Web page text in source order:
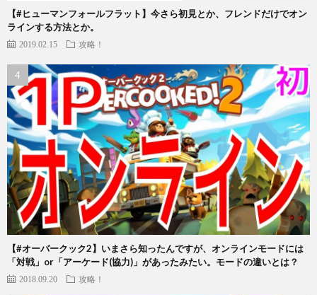
【#ヒューマンフォールフラット】今さら初見とか、フレンドだけでオン
ラインする方法とか。
2019.02.15 攻略！
【#オーバークック2】いまさら知ったんですが、オンラインモードには
「対戦」or「アーケード(協力)」があったみたい。モードの違いとは？
2018.09.20 攻略！